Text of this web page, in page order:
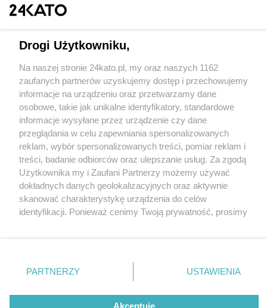
czasie przerwy technologicznej zamontowano
BASEN BRYNÓW
Wróć do artykułu:
Znowu można korzystać z Basenu Brynów. W
czasie przerwy technologicznej zamontowano
nowy system detekcji utonięć
Wydawca mediów lokalnych
Nie zapomnij
zapoznać się z:
polityką prywatności regulamin korzystania z portali
Twojemiasto
Piekary Śląskie
Chorzów
Tarnowskie Góry
Gliwice
Skontakuj sięz nami
Kontakt
Wydawca
Redakcja
Drogi Użytkowniku,
Na naszej stronie 24kato.pl, my oraz naszych 1162
zaufanych partnerów uzyskujemy dostęp i przechowujemy
informacje na urządzeniu oraz przetwarzamy dane
osobowe, takie jak unikalne identyfikatory, standardowe
informacje wysyłane przez urządzenie czy dane
przeglądania w celu zapewniania spersonalizowanych
reklam, wybór spersonalizowanych treści, pomiar reklam i
treści, badanie odbiorców oraz ulepszanie usług. Za zgodą
Użytkownika my i Zaufani Partnerzy możemy używać
dokładnych danych geolokalizacyjnych oraz aktywnie
skanować charakterystykę urządzenia do celów
identyfikacji. Ponieważ cenimy Twoją prywatność, prosimy
prywatności znajdujący się w lewym dolnym rogu strony
. Niektóre rodzaje przetwarzania danych nie wymagają
zgody użytkownika, ale masz prawo sprzeciwić się
takiemu przetwarzaniu. Preferencje będą miały
PARTNERZY USTAWIENIA
Akceptuję